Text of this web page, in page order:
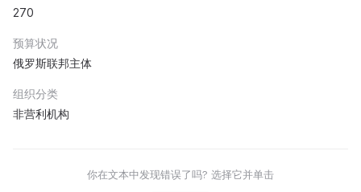
270
预算状况
俄罗斯联邦主体
组织分类
非营利机构
你在文本中发现错误了吗? 选择它并单击